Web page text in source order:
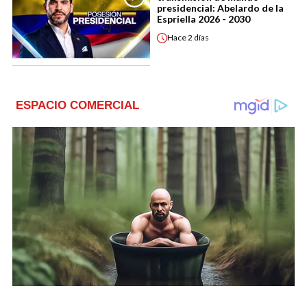
presidencial: Abelardo de la
Espriella 2026 - 2030
Hace2 días